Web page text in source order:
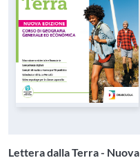
Lettera dalla Terra - Nuova